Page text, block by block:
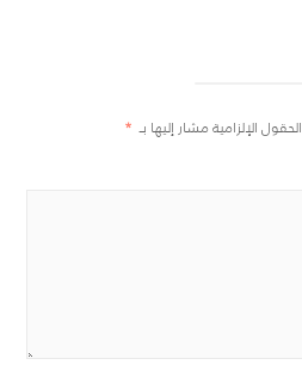
الحقول الإلزامية مشار إليها بـ *